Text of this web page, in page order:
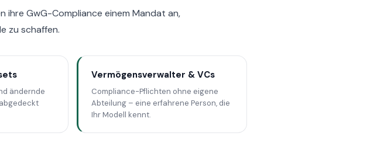
ihre GwG-Compliance einem Mandat an,
zu schaffen.
ändernde
Vermögensverwalter & VCs
Compliance-Pflichten ohne eigene
Abteilung – eine erfahrene Person, die
Ihr Modell kennt.